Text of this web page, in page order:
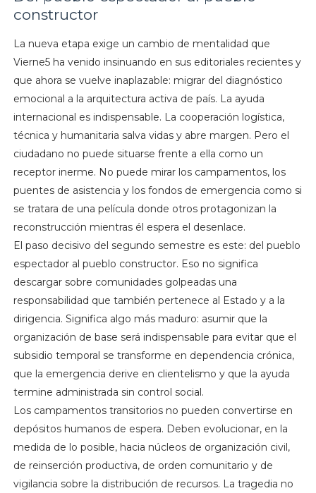
constructor
La nueva etapa exige un cambio de mentalidad que
Vierne5 ha venido insinuando en sus editoriales recientes y
que ahora se vuelve inaplazable: migrar del diagnóstico
emocional a la arquitectura activa de país. La ayuda
internacional es indispensable. La cooperación logística,
técnica y humanitaria salva vidas y abre margen. Pero el
ciudadano no puede situarse frente a ella como un
receptor inerme. No puede mirar los campamentos, los
puentes de asistencia y los fondos de emergencia como si
se tratara de una película donde otros protagonizan la
reconstrucción mientras él espera el desenlace.
El paso decisivo del segundo semestre es este: del pueblo
espectador al pueblo constructor. Eso no significa
descargar sobre comunidades golpeadas una
responsabilidad que también pertenece al Estado y a la
dirigencia. Significa algo más maduro: asumir que la
organización de base será indispensable para evitar que el
subsidio temporal se transforme en dependencia crónica,
que la emergencia derive en clientelismo y que la ayuda
termine administrada sin control social.
Los campamentos transitorios no pueden convertirse en
depósitos humanos de espera. Deben evolucionar, en la
medida de lo posible, hacia núcleos de organización civil,
de reinserción productiva, de orden comunitario y de
vigilancia sobre la distribución de recursos. La tragedia no